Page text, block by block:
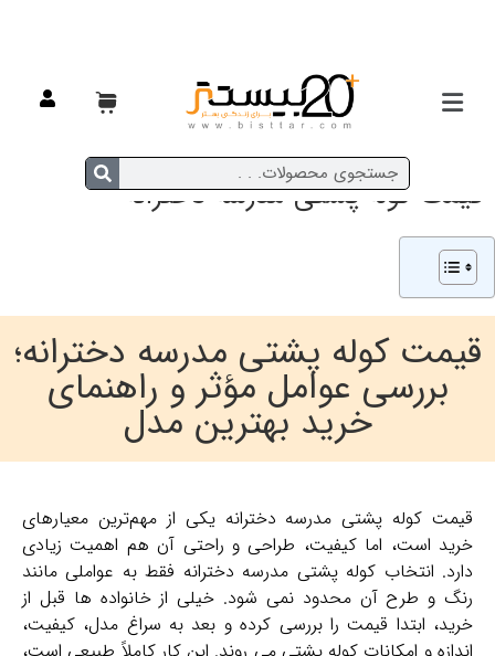
قیمت کوله پشتی مدرسه دخترانه
قیمت کوله پشتی مدرسه دخترانه؛
بررسی عوامل مؤثر و راهنمای
خرید بهترین مدل
قیمت کوله پشتی مدرسه دخترانه یکی از مهم‌ترین معیارهای
خرید است، اما کیفیت، طراحی و راحتی آن هم اهمیت زیادی
دارد. انتخاب کوله پشتی مدرسه دخترانه فقط به عواملی مانند
رنگ و طرح آن محدود نمی‌ شود. خیلی از خانواده ‌ها قبل از
خرید، ابتدا قیمت را بررسی کرده و بعد به سراغ مدل، کیفیت،